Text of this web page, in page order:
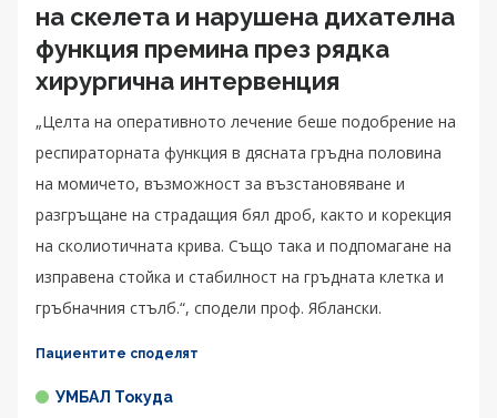
на скелета и нарушена дихателна
функция премина през рядка
хирургична интервенция
„Целта на оперативното лечение беше подобрение на
респираторната функция в дясната гръдна половина
на момичето, възможност за възстановяване и
разгръщане на страдащия бял дроб, както и корекция
на сколиотичната крива. Също така и подпомагане на
изправена стойка и стабилност на гръдната клетка и
гръбначния стълб.“, сподели проф. Яблански.
Пациентите споделят
УМБАЛ Токуда